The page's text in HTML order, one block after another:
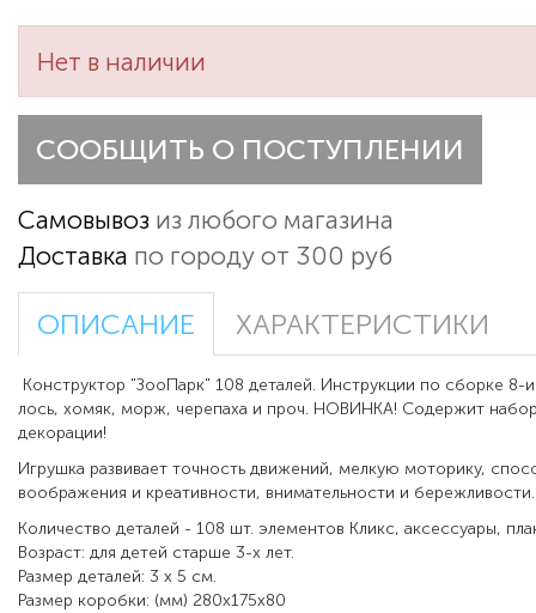
Нет в наличии
СООБЩИТЬ О ПОСТУПЛЕНИИ
Самовывоз из любого магазина
Доставка по городу от 300 руб
ОПИСАНИЕ ХАРАКТЕРИСТИКИ
Конструктор "ЗооПарк" 108 деталей. Инструкции по сборке 8-
лось, хомяк, морж, черепаха и проч. НОВИНКА! Содержит набор
декорации!
Игрушка развивает точность движений, мелкую моторику,
воображения и креативности, внимательности и бережливости.
Количество деталей - 108 шт. элементов Кликс, аксессуары,
Возраст: для детей старше 3-х лет.
Размер деталей: 3 х 5 см.
Размер коробки: (мм) 280х175х80